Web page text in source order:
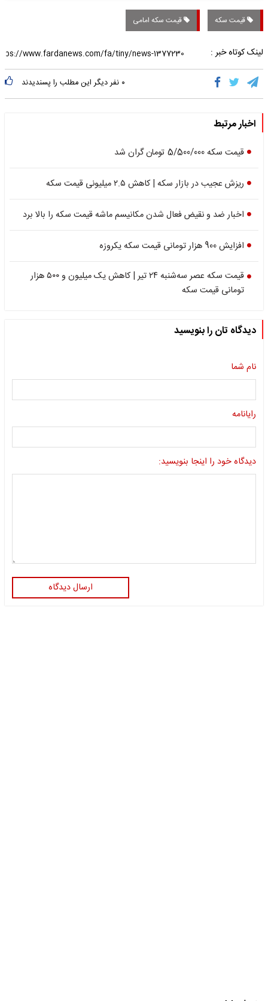
قیمت سکه قیمت سکه امامی
لینک کوتاه خبر :
۰ نفر دیگر این مطلب را پسندیدند
اخبار مرتبط
قیمت سکه 5/500/000 تومان گران شد
ریزش عجیب در بازار سکه | کاهش ۲.۵ میلیونی قیمت سکه
اخبار ضد و نقیض فعال شدن مکانیسم ماشه قیمت سکه را بالا برد
افزایش 900 هزار تومانی قیمت سکه یکروزه
قیمت سکه عصر سه‌شنبه ۲۴ تیر | کاهش یک میلیون و ۵۰۰ هزار
تومانی قیمت سکه
دیدگاه تان را بنویسید
نام شما
رایانامه
دیدگاه خود را اینجا بنویسید:
ارسال دیدگاه